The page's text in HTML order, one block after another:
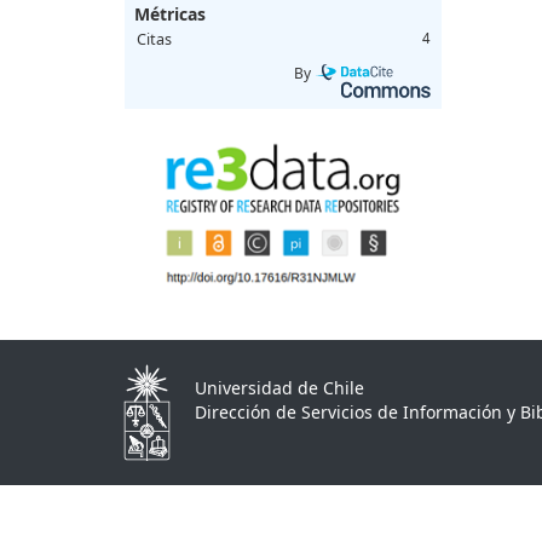
Métricas
Citas 4
By
Universidad de Chile
Dirección de Servicios de Información y